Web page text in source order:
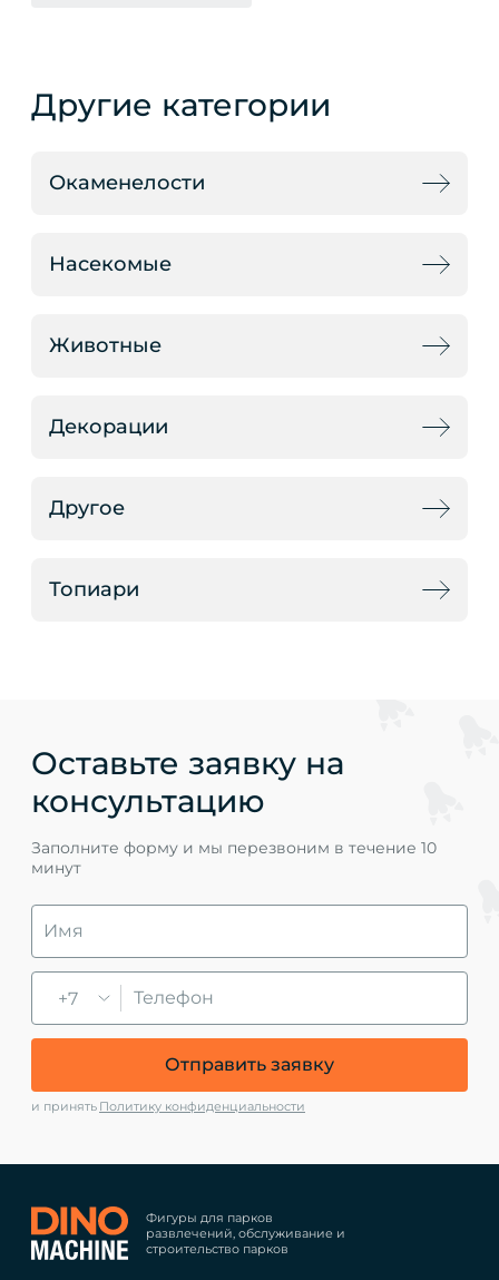
Другие категории
Окаменелости
Насекомые
Животные
Декорации
Другое
Топиари
Оставьте заявку на
консультацию
Заполните форму и мы перезвоним в течение 10
минут
+7
Отправить заявку
и принять Политику конфиденциальности
Фигуры для парков
развлечений, обслуживание и
строительство парков